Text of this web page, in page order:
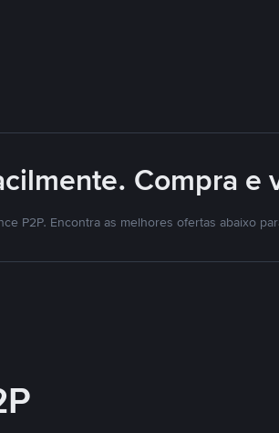
Compra e
P2P. Encontra as melhores ofertas abaixo